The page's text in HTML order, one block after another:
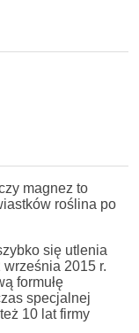
magnez to
roślina po
się utlenia
września 2015 r.
formułę
specjalnej
10 lat firmy